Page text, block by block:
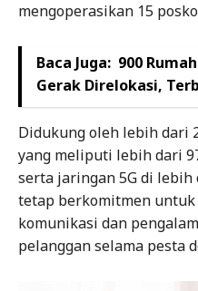
mengoperasikan 15
Baca Juga: 900
Gerak Direlokasi,
Didukung oleh lebih dari
yang meliputi lebih dari
serta jaringan 5G di
tetap berkomitmen
komunikasi dan
pelanggan selama pesta